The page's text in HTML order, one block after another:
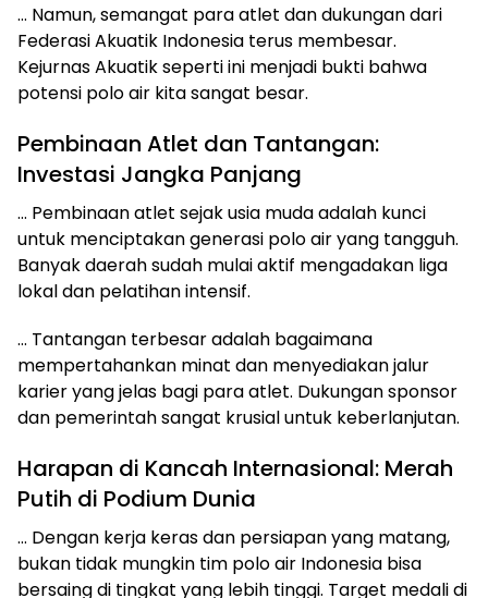
… Namun, semangat para atlet dan dukungan dari
Federasi Akuatik Indonesia terus membesar.
Kejurnas Akuatik seperti ini menjadi bukti bahwa
potensi polo air kita sangat besar.
Pembinaan Atlet dan Tantangan:
Investasi Jangka Panjang
… Pembinaan atlet sejak usia muda adalah kunci
untuk menciptakan generasi polo air yang tangguh.
Banyak daerah sudah mulai aktif mengadakan liga
lokal dan pelatihan intensif.
… Tantangan terbesar adalah bagaimana
mempertahankan minat dan menyediakan jalur
karier yang jelas bagi para atlet. Dukungan sponsor
dan pemerintah sangat krusial untuk keberlanjutan.
Harapan di Kancah Internasional: Merah
Putih di Podium Dunia
… Dengan kerja keras dan persiapan yang matang,
bukan tidak mungkin tim polo air Indonesia bisa
bersaing di tingkat yang lebih tinggi. Target medali di